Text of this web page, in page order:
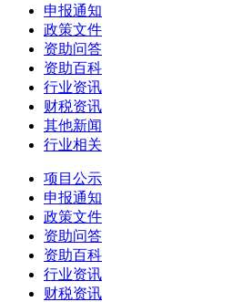
申报通知
政策文件
资助问答
资助百科
行业资讯
财税资讯
其他新闻
行业相关
项目公示
申报通知
政策文件
资助问答
资助百科
行业资讯
财税资讯